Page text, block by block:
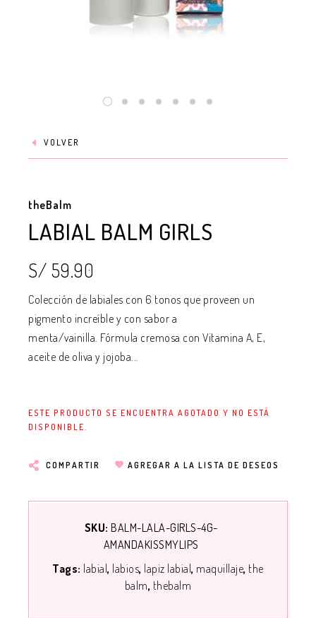
VOLVER
theBalm
LABIAL BALM GIRLS
S/ 59.90
Colección de labiales con 6 tonos que proveen un
pigmento increíble y con sabor a
menta/vainilla. Fórmula cremosa con Vitamina A, E,
aceite de oliva y jojoba...
ESTE PRODUCTO SE ENCUENTRA AGOTADO Y NO ESTÁ
DISPONIBLE.
COMPARTIR AGREGAR A LA LISTA DE DESEOS
SKU: BALM-LALA-GIRLS-4G-
AMANDAKISSMYLIPS
Tags: labial labios lapiz labial maquillaje the
balm thebalm